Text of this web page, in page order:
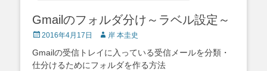
Gmailのフォルダ分け～ラベル設定～
Posted
2016年4月17日 Author
岸 本圭史
Gmailの受信トレイに入っている受信メールを分類・
仕分けるためにフォルダを作る方法